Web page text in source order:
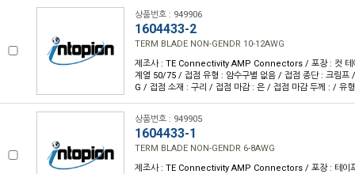
상품번호 : 949906
1604433-2
TERM BLADE NON-GENDR 10-12AWG
제조사 : TE Connectivity AMP Connectors / 포장 : 컷
계열 50/75 / 접점 유형 : 암수구별 없음 / 접점 종단 : 크림프
G / 접점 소재 : 구리 / 접점 마감 : 은 / 접점 마감 두께 : / 유
상품번호 : 949905
1604433-1
TERM BLADE NON-GENDR 6-8AWG
제조사 : TE Connectivity AMP Connectors / 포장 : 테이